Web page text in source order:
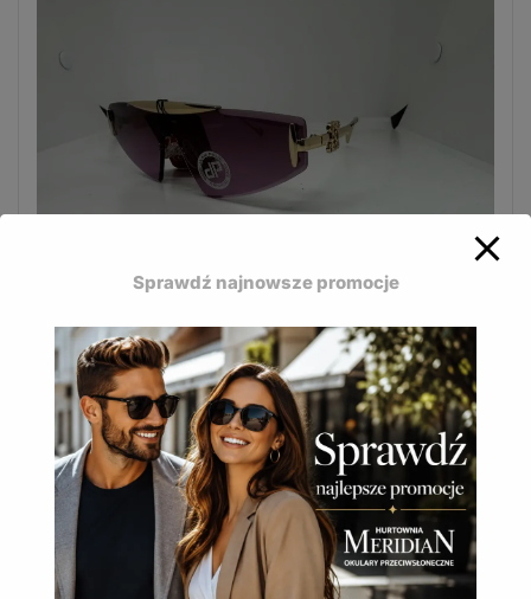
z wygodą użytkowania.
JP-622 A
16,50zł (20,30zł z VAT)
DODAJ DO KOSZYKA
Sprawdź najnowsze promocje